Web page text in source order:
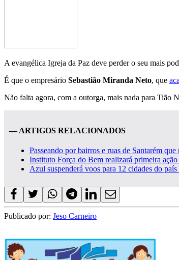
A evangélica Igreja da Paz deve perder o seu mais
É que o empresário Sebastião Miranda Neto, que
Não falta agora, com a outorga, mais nada para Tião
— ARTIGOS RELACIONADOS
Passeando por bairros e ruas de Santarém
Instituto Força do Bem realizará primeira
Azul suspenderá voos para 12 cidades do
Publicado por: Jeso Carneiro